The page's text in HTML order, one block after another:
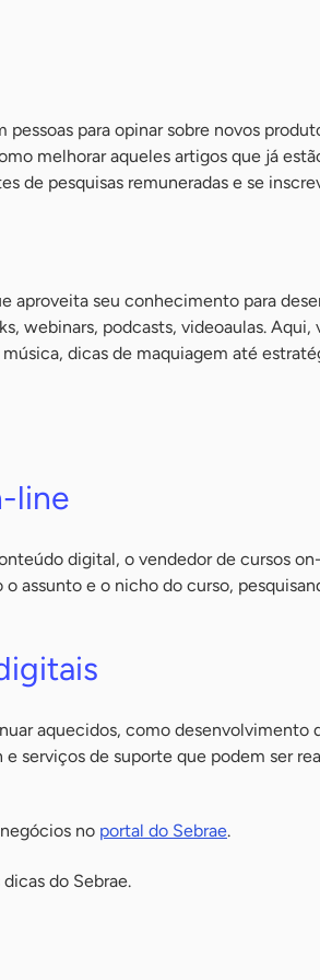
para opinar sobre novos
melhorar aqueles artigos que já
de pesquisas remuneradas e se
aproveita seu conhecimento para
webinars, podcasts, videoaulas. Aqui,
dicas de maquiagem até
line
digital, o vendedor de cursos
assunto e o nicho do curso,
aquecidos, como desenvolvimento
serviços de suporte que podem ser
no portal do Sebrae.
do Sebrae.